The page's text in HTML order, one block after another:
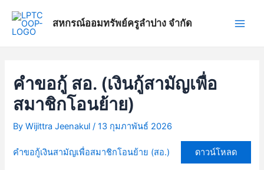
content
สหกรณ์ออมทรัพย์ครูลำปาง จำกัด
คำขอกู้ สอ. (เงินกู้สามัญเพื่อ
สมาชิกโอนย้าย)
ByWijittra Jeenakul/13 กุมภาพันธ์ 2026
คำขอกู้เงินสามัญเพื่อสมาชิกโอนย้าย (สอ.) ดาวน์โหลด
เรื่อง